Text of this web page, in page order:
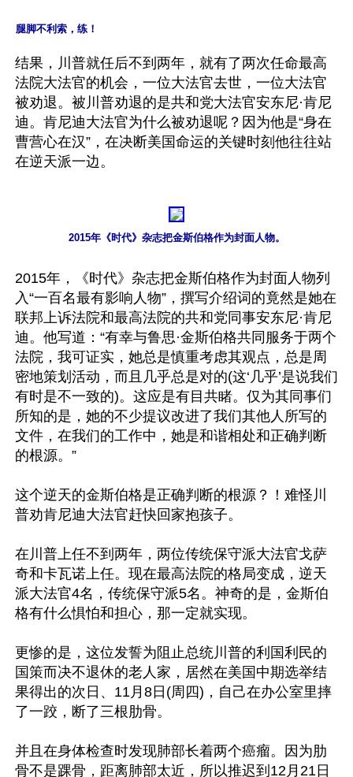
腿脚不利索，练！
结果，川普就任后不到两年，就有了两次任命最高
法院大法官的机会，一位大法官去世，一位大法官
被劝退。被川普劝退的是共和党大法官安东尼·肯尼
迪。肯尼迪大法官为什么被劝退呢？因为他是“身在
曹营心在汉”，在决断美国命运的关键时刻他往往站
在逆天派一边。
2015年《时代》杂志把金斯伯格作为封面人物。
2015年，《时代》杂志把金斯伯格作为封面人物列
入“一百名最有影响人物”，撰写介绍词的竟然是她在
联邦上诉法院和最高法院的共和党同事安东尼·肯尼
迪。他写道：“有幸与鲁思·金斯伯格共同服务于两个
法院，我可证实，她总是慎重考虑其观点，总是周
密地策划活动，而且几乎总是对的(这‘几乎’是说我们
有时是不一致的)。这应是有目共睹。仅为其同事们
所知的是，她的不少提议改进了我们其他人所写的
文件，在我们的工作中，她是和谐相处和正确判断
的根源。”
这个逆天的金斯伯格是正确判断的根源？！难怪川
普劝肯尼迪大法官赶快回家抱孩子。
在川普上任不到两年，两位传统保守派大法官戈萨
奇和卡瓦诺上任。现在最高法院的格局变成，逆天
派大法官4名，传统保守派5名。神奇的是，金斯伯
格有什么惧怕和担心，那一定就实现。
更惨的是，这位发誓为阻止总统川普的利国利民的
国策而决不退休的老人家，居然在美国中期选举结
果得出的次日、11月8日(周四)，自己在办公室里摔
了一跤，断了三根肋骨。
并且在身体检查时发现肺部长着两个癌瘤。因为肋
骨不是踝骨，距离肺部太近，所以推迟到12月21日